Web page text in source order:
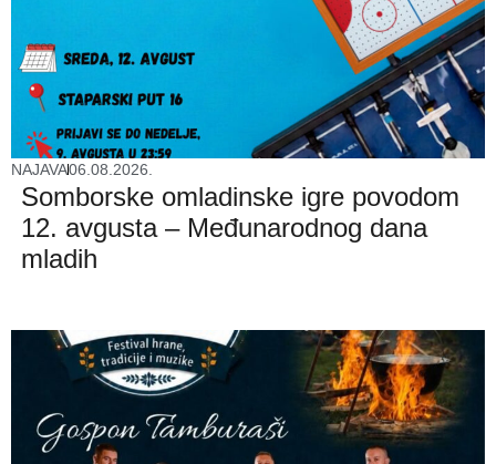
NAJAVA06.08.2026.
Somborske omladinske igre povodom
12. avgusta – Međunarodnog dana
mladih